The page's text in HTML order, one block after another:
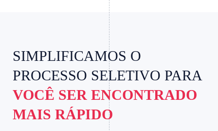
SIMPLIFICAMOS O
PROCESSO SELETIVO PARA
VOCÊ SER ENCONTRADO
MAIS RÁPIDO